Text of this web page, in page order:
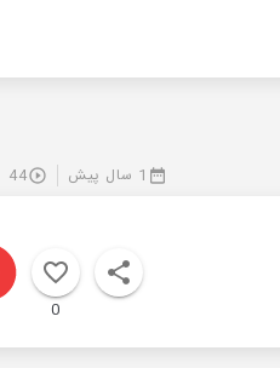
1 سال پیش 44
0